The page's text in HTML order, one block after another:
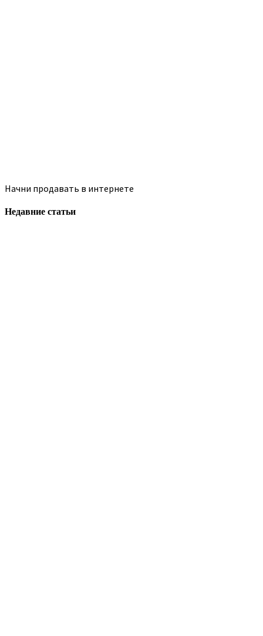
Начни продавать в интернете
Недавние статьи